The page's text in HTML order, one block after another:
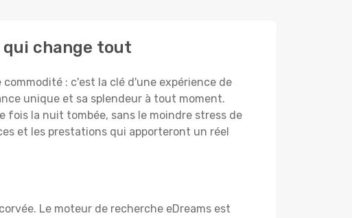
qui change tout
: c'est la clé d'une expérience de
unique et sa splendeur à tout moment.
la nuit tombée, sans le moindre stress de
et les prestations qui apporteront un réel
Le moteur de recherche eDreams est